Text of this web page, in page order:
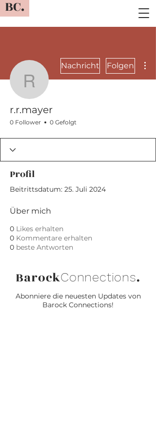
BC.
r.r.mayer
Nachricht Folgen
r.r.mayer
0 Follower 0 Gefolgt
Profil
Beitrittsdatum: 25. Juli 2024
Über mich
0 Likes erhalten
0 Kommentare erhalten
0 beste Antworten
BarockConnections.
Abonniere die neuesten Updates von
Barock Connections!